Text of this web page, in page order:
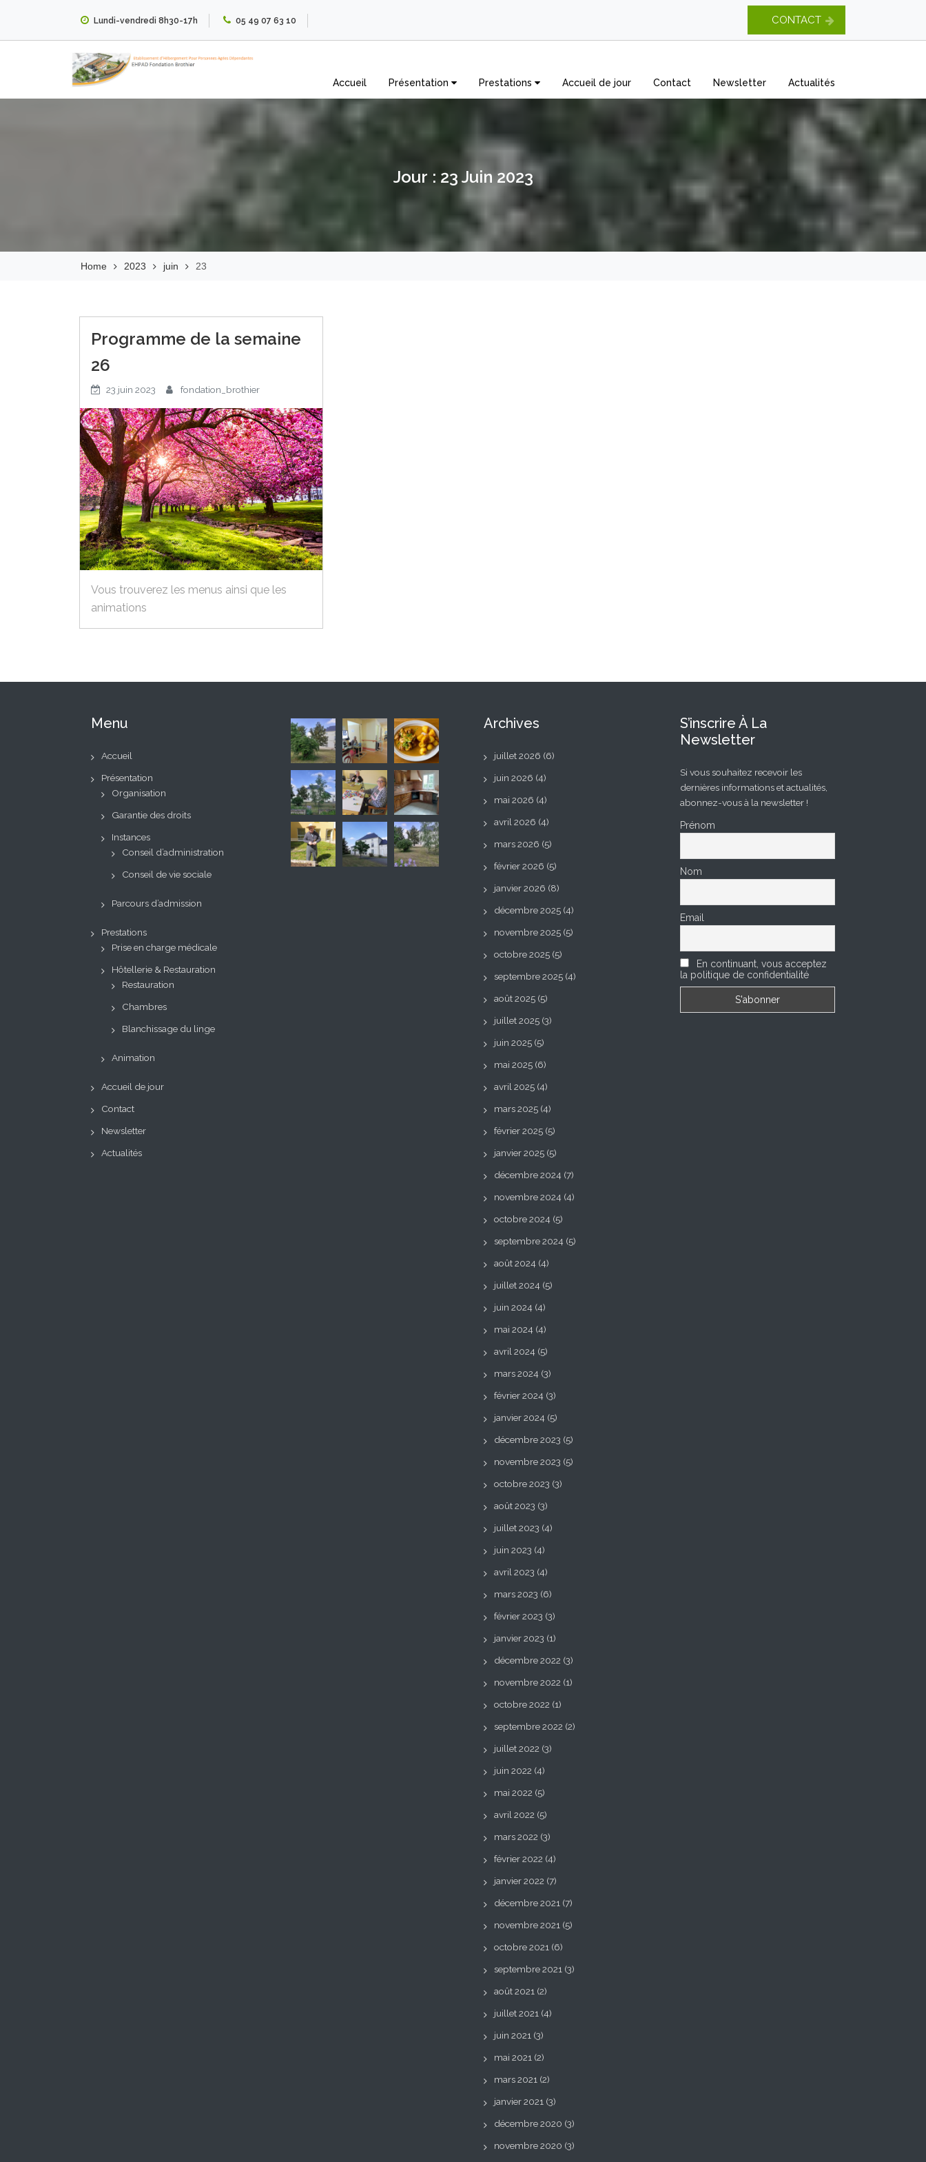
content
Lundi-vendredi 8h30-17h 05 49 07 63 10 CONTACT
EHPAD Fondation
Accueil Présentation Prestations Accueil de jour Contact Newsletter Actualités
Jour : 23 Juin 2023
Home 2023 juin 23
Programme de la semaine
26
23 juin 2023 fondation_brothier
Vous trouverez les menus ainsi que les
animations
Menu
Accueil
Présentation
Organisation
Garantie des droits
Instances
Conseil d’administration
Conseil de vie sociale
Parcours d’admission
Prestations
Prise en charge médicale
Hôtellerie & Restauration
Restauration
Chambres
Blanchissage du linge
Animation
Accueil de jour
Contact
Newsletter
Actualités
Archives
juillet 2026 (6)
juin 2026 (4)
mai 2026 (4)
avril 2026 (4)
mars 2026 (5)
février 2026 (5)
janvier 2026 (8)
décembre 2025 (4)
novembre 2025 (5)
octobre 2025 (5)
septembre 2025 (4)
août 2025 (5)
juillet 2025 (3)
juin 2025 (5)
mai 2025 (6)
avril 2025 (4)
mars 2025 (4)
février 2025 (5)
janvier 2025 (5)
décembre 2024 (7)
novembre 2024 (4)
octobre 2024 (5)
septembre 2024 (5)
août 2024 (4)
juillet 2024 (5)
juin 2024 (4)
mai 2024 (4)
avril 2024 (5)
mars 2024 (3)
février 2024 (3)
janvier 2024 (5)
décembre 2023 (5)
novembre 2023 (5)
octobre 2023 (3)
août 2023 (3)
juillet 2023 (4)
juin 2023 (4)
avril 2023 (4)
mars 2023 (6)
février 2023 (3)
janvier 2023 (1)
décembre 2022 (3)
novembre 2022 (1)
octobre 2022 (1)
septembre 2022 (2)
juillet 2022 (3)
juin 2022 (4)
mai 2022 (5)
avril 2022 (5)
mars 2022 (3)
février 2022 (4)
janvier 2022 (7)
décembre 2021 (7)
novembre 2021 (5)
octobre 2021 (6)
septembre 2021 (3)
août 2021 (2)
juillet 2021 (4)
juin 2021 (3)
mai 2021 (2)
mars 2021 (2)
janvier 2021 (3)
décembre 2020 (3)
novembre 2020 (3)
S’inscrire À La
Newsletter
Si vous souhaitez recevoir les
dernières informations et actualités,
abonnez-vous à la newsletter !
Prénom
Nom
Email
En continuant, vous acceptez
la politique de confidentialité